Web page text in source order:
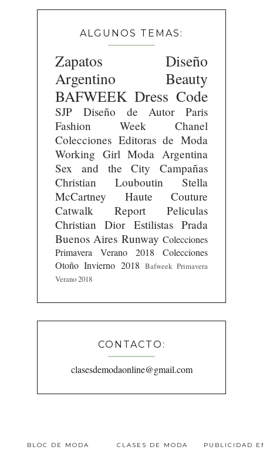
ALGUNOS TEMAS:
Zapatos
Diseño
Argentino
Beauty
BAFWEEK Dress Code
SJP Diseño de Autor
Paris
Fashion Week
Chanel
Colecciones Editoras de Moda
Working Girl Moda Argentina
Sex and the City
Campañas
Christian Louboutin
Stella
McCartney
Haute Couture
Catwalk Report
Peliculas
Christian Dior Estilistas Prada
Buenos Aires Runway Colecciones
Primavera Verano 2018
Colecciones
Otoño Invierno 2018 Bafweek Primavera
Verano 2018
CONTACTO:
clasesdemodaonline@gmail.com
BLOC DE MODA CLASES DE MODA PUBLICIDAD